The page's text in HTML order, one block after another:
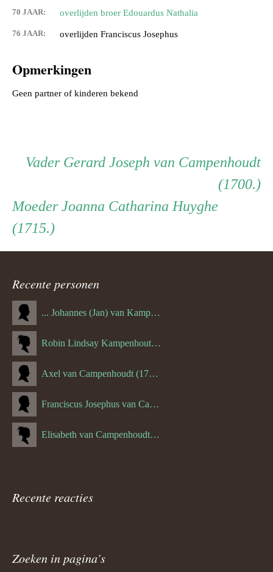
70 JAAR: overlijden broer Edouardus Nathalia
76 JAAR: overlijden Franciscus Josephus
Opmerkingen
Geen partner of kinderen bekend
Persoon
ouder
navigatie
Vader Vader
Gerard Joseph van Campenhoudt
(1700.)
MoederMoeder
Joanna Catharina Huyghe
(1715.)
Recente personen
... Johannes (Jan) van Kampenhout (1311.)
Robin Lindsay Kampenhout (1346.) (06-03-2023)
Axel van Campenhoudt (1738.)
Franciscus Josephus van Campenhoudt (1719.) (10-08-1875)
Elisabeth van Campenhoudt (1716.) (28-05-1870)
Recente reacties
Zoeken in pagina’s